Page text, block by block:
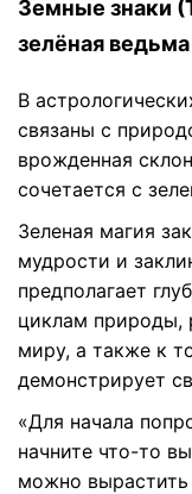
Земные знаки
зелёная ведьма
В
связаны с
врожденная
сочетается с
Зеленая магия
мудрости и
предполагает
циклам природы,
миру, а также к
демонстрирует
«Для начала
начните что-то
можно